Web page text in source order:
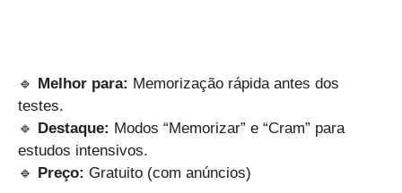
🔹 Melhor para: Memorização rápida antes dos
testes.
🔹
Destaque: Modos “Memorizar” e “Cram” para
estudos intensivos.
🔹
Preço: Gratuito (com anúncios)